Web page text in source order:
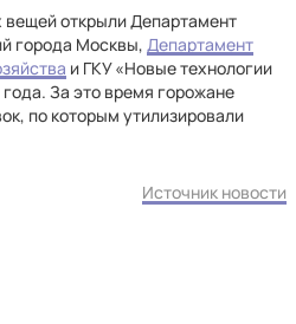
открыли Департамент
города Москвы, Департамент
и ГКУ «Новые технологии
За это время горожане
по которым утилизировали
Источник новости